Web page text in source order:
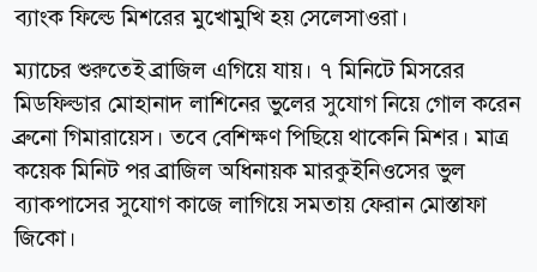
ব্যাংক ফিল্ডে মিশরের মুখোমুখি হয় সেলেসাওরা।
ম্যাচের শুরুতেই ব্রাজিল এগিয়ে যায়। ৭ মিনিটে মিসরের
মিডফিল্ডার মোহানাদ লাশিনের ভুলের সুযোগ নিয়ে গোল করেন
ব্রুনো গিমারায়েস। তবে বেশিক্ষণ পিছিয়ে থাকেনি মিশর। মাত্র
কয়েক মিনিট পর ব্রাজিল অধিনায়ক মারকুইনিওসের ভুল
ব্যাকপাসের সুযোগ কাজে লাগিয়ে সমতায় ফেরান মোস্তাফা
জিকো।